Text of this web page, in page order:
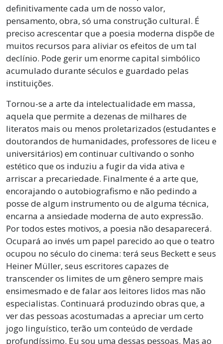
definitivamente cada um de nosso valor,
pensamento, obra, só uma construção cultural. É
preciso acrescentar que a poesia moderna dispõe de
muitos recursos para aliviar os efeitos de um tal
declínio. Pode gerir um enorme capital simbólico
acumulado durante séculos e guardado pelas
instituições.
Tornou-se a arte da intelectualidade em massa,
aquela que permite a dezenas de milhares de
literatos mais ou menos proletarizados (estudantes e
doutorandos de humanidades, professores de liceu e
universitários) em continuar cultivando o sonho
estético que os induziu a fugir da vida ativa e
arriscar a precariedade. Finalmente é a arte que,
encorajando o autobiografismo e não pedindo a
posse de algum instrumento ou de alguma técnica,
encarna a ansiedade moderna de auto expressão.
Por todos estes motivos, a poesia não desaparecerá.
Ocupará ao invés um papel parecido ao que o teatro
ocupou no século do cinema: terá seus Beckett e seus
Heiner Müller, seus escritores capazes de
transcender os limites de um gênero sempre mais
ensimesmado e de falar aos leitores lidos mas não
especialistas. Continuará produzindo obras que, a
ver das pessoas acostumadas a apreciar um certo
jogo linguístico, terão um conteúdo de verdade
profundíssimo. Eu sou uma dessas pessoas. Mas ao